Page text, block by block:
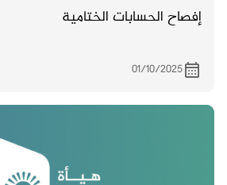
إفصاح الحسابات الختامية
01/10/2025